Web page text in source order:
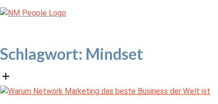
Skip
to
Home
Schlagwort: Mindset
Open
post